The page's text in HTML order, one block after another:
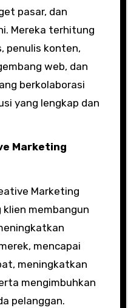
pasar, dan
Mereka terhitung
penulis konten,
web, dan
berkolaborasi
yang lengkap dan
Marketing
Marketing
membangun
mencapai
meningkatkan
mengimbuhkan
pelanggan.